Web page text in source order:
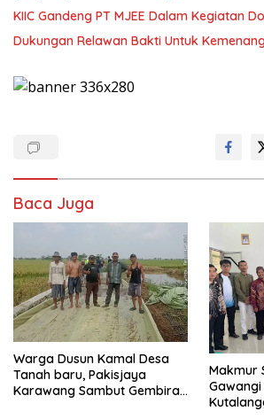
KIIC Gandeng PT MJEE Dalam Kegiatan
Dukungan Relawan Bakti Untuk
Baca Juga
Warga Dusun Kamal Desa
Tanah baru, Pakisjaya
Karawang Sambut Gembira
Makmur
Gawangi